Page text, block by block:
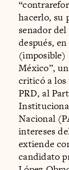
hacerlo, su
senador
después,
(imposible)
México”,
criticó a
PRD, al
Nacional
intereses
extiende
candidato